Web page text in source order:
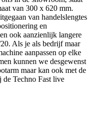
van 300 x 620 mm.
van handelslengtes
en
ook aanzienlijk langere
Als je als bedrijf maar
aanpassen op elke
kunnen we desgewenst
maar kan ook met de
Techno Fast live